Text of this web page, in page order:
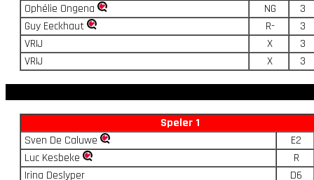
Ophélie Ongena
NG
3
Guy Eeckhaut
R-
3
VRIJ
X
3
VRIJ
X 3
Speler 1
Sven De Caluwe
E2
Luc Kesbeke
R
Irina Deslyper
D6